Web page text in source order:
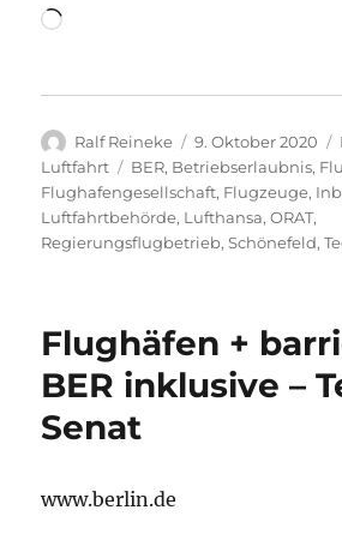
Wird
Autor
Ralf Reineke
Veröffentlicht
am
9. Oktober 2020
Luftfahrt
Schlagwörter
BER, Betriebserlaubnis,
Flughafengesellschaft, Flugzeuge,
Luftfahrtbehörde, Lufthansa,ORAT,
Regierungsflugbetrieb,Schönefeld,
Flughäfen +
BER inklusive –
Senat
www.berlin.de